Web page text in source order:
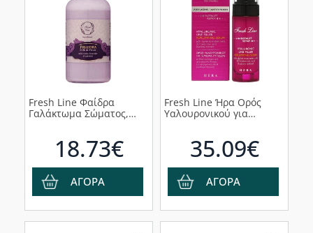
Fresh Line Φαίδρα
Γαλάκτωμα Σώματος,
18.73€
ΑΓΟΡΑ
Fresh Line Ήρα Ορός
Υαλουρονικού για
35.09€
ΑΓΟΡΑ